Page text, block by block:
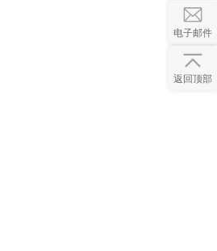
电子邮件
返回顶部